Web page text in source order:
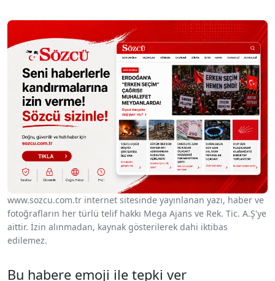
www.sozcu.com.tr internet sitesinde yayınlanan yazı, haber ve
fotoğrafların her türlü telif hakkı Mega Ajans ve Rek. Tic. A.Ş'ye
aittir. İzin alınmadan, kaynak gösterilerek dahi iktibas
edilemez.
Bu habere emoji ile tepki ver